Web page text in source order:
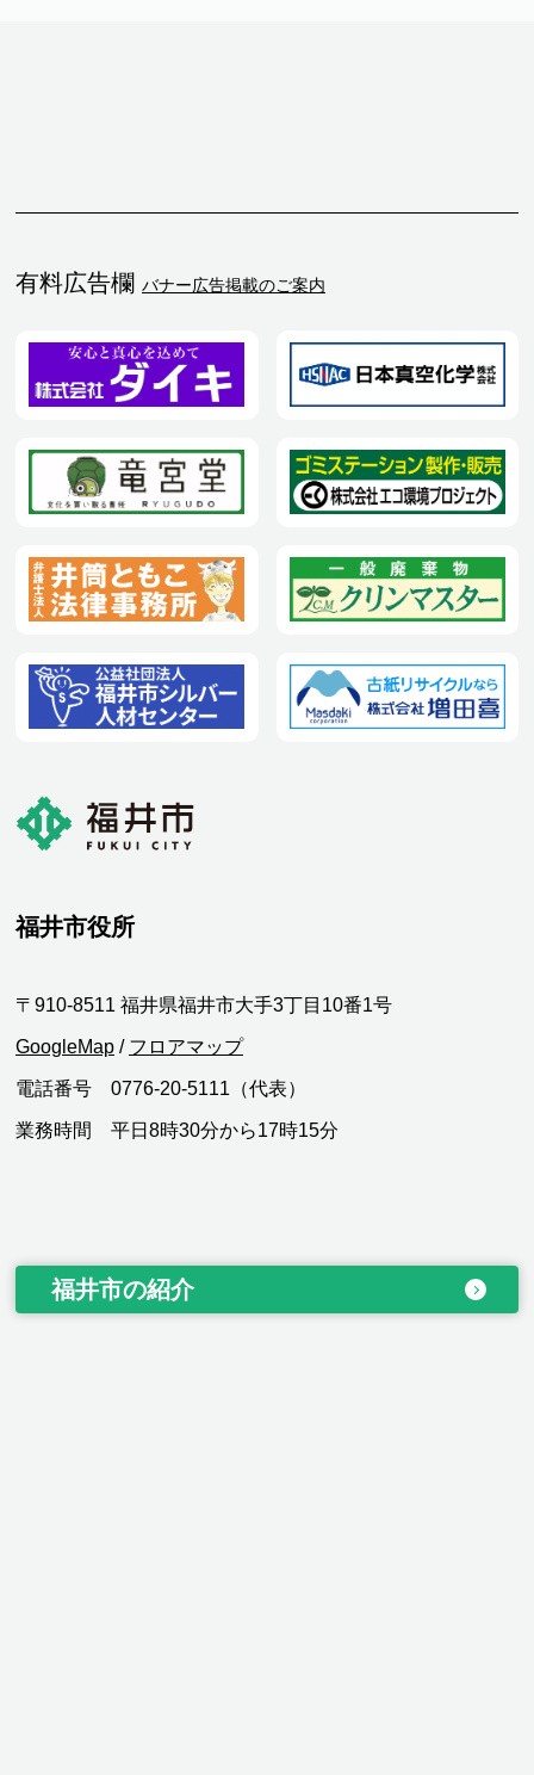
有料広告欄 バナー広告掲載のご案内
福井市役所
〒910-8511 福井県福井市大手3丁目10番1号
GoogleMap / フロアマップ
電話番号 0776-20-5111（代表）
業務時間 平日8時30分から17時15分
福井市の紹介